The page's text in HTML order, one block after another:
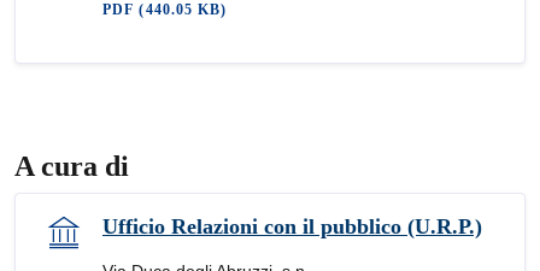
PDF(440.05 KB)
A cura di
Ufficio Relazioni con il pubblico (U.R.P.)